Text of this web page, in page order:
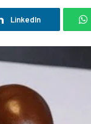
LinkedIn